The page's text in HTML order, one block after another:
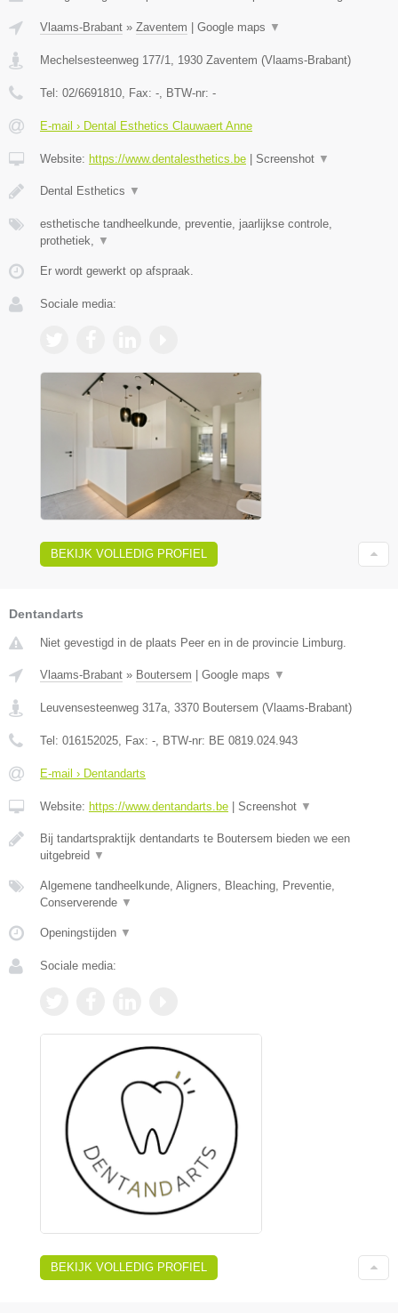
Vlaams-Brabant » Zaventem Google maps ▼
Mechelsesteenweg 177/1, 1930 Zaventem (Vlaams-Brabant)
Tel: 02/6691810, Fax: -, BTW-nr: -
E-mail › Dental Esthetics Clauwaert Anne
Website: https://www.dentalesthetics.be Screenshot ▼
Dental Esthetics ▼
esthetische tandheelkunde, preventie, jaarlijkse controle,
prothetiek, ▼
Er wordt gewerkt op afspraak.
Sociale media:
BEKIJK VOLLEDIG PROFIEL
Dentandarts
Niet gevestigd in de plaats Peer en in de provincie Limburg.
Vlaams-Brabant » Boutersem Google maps ▼
Leuvensesteenweg 317a, 3370 Boutersem (Vlaams-Brabant)
Tel: 016152025, Fax: -, BTW-nr: BE 0819.024.943
E-mail › Dentandarts
Website: https://www.dentandarts.be Screenshot ▼
Bij tandartspraktijk dentandarts te Boutersem bieden we een
uitgebreid ▼
Algemene tandheelkunde, Aligners, Bleaching, Preventie,
Conserverende ▼
Openingstijden ▼
Sociale media:
BEKIJK VOLLEDIG PROFIEL